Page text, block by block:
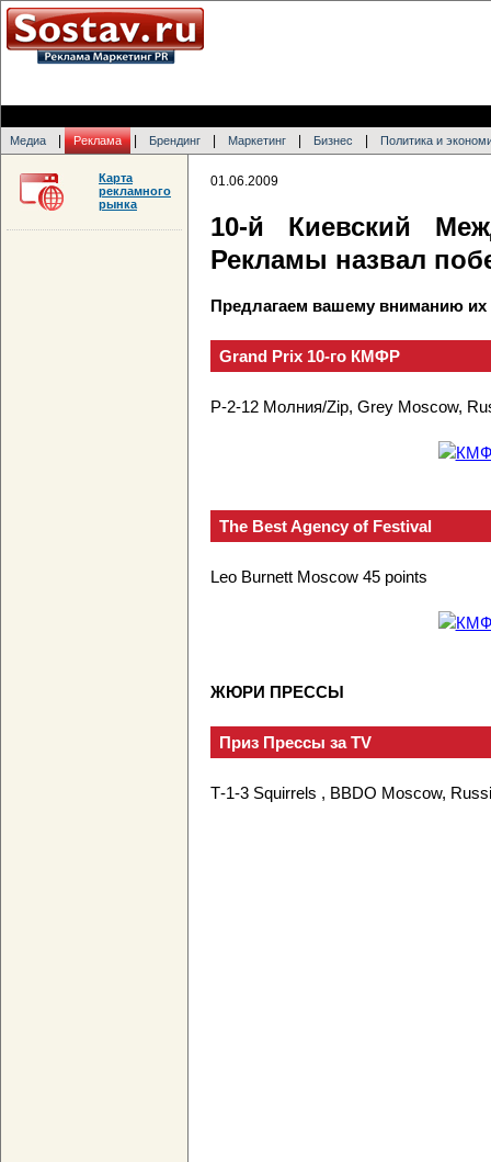
Медиа Реклама Брендинг Маркетинг Бизнес Политика и
01.06.2009
10-й Киевский
Рекламы назвал
Предлагаем вашему вниманию
Grand Prix 10-го КМФР
P-2-12 Молния/Zip, Grey Moscow,
The Best Agency of Festival
Leo Burnett Moscow 45 points
ЖЮРИ ПРЕССЫ
Приз Прессы за TV
Т-1-3 Squirrels , BBDO Moscow,
Карта
рекламного
рынка